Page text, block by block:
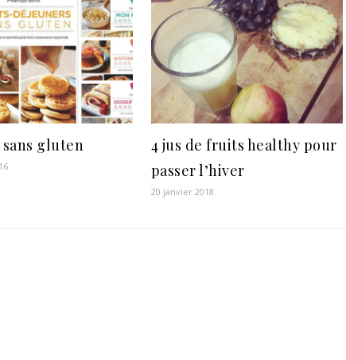
gluten
4 jus de fruits healthy pour
passer l’hiver
20 janvier 2018